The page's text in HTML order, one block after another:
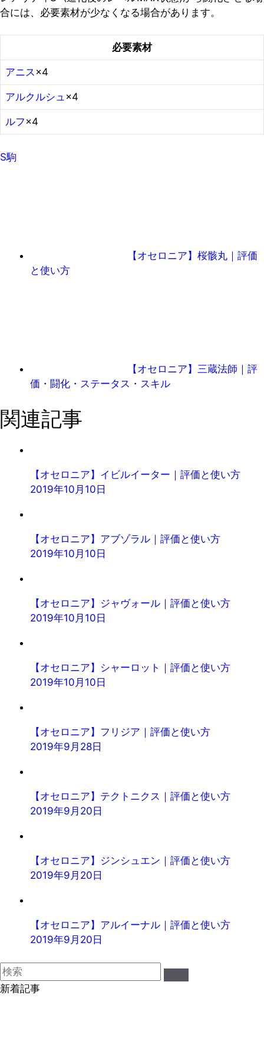
合には、必要素材が少なくなる場合があります。
必要素材
アニス ×4
アルクルシュ ×4
ルフ ×4
S駒
【オセロニア】桜骸丸｜評価
と使い方
【オセロニア】三蔵法師｜評
価・闘化・ステータス・スキル
関連記事
【オセロニア】イビルイーター｜評価と使い方
2019年10月10日
【オセロニア】アブゾラル｜評価と使い方
2019年10月10日
【オセロニア】ジャヴォール｜評価と使い方
2019年10月10日
【オセロニア】シャーロット｜評価と使い方
2019年10月10日
【オセロニア】フリジア｜評価と使い方
2019年9月28日
【オセロニア】テクトニクス｜評価と使い方
2019年9月20日
【オセロニア】ジンシュエン｜評価と使い方
2019年9月20日
【オセロニア】アルイーナル｜評価と使い方
2019年9月20日
新着記事